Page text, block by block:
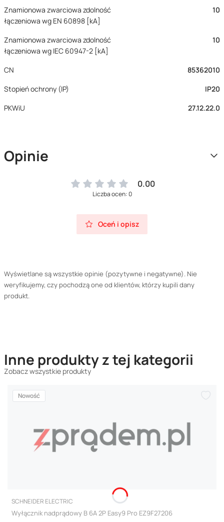
Znamionowa zwarciowa zdolność
łączeniowa wg EN 60898 [kA]
10
Znamionowa zwarciowa zdolność
łączeniowa wg IEC 60947-2 [kA]
10
CN
85362010
Stopień ochrony (IP)
IP20
PKWiU
27.12.22.0
Opinie
0.00
Liczba ocen: 0
Oceń i opisz
Wyświetlane są wszystkie opinie (pozytywne i negatywne). Nie
weryfikujemy, czy pochodzą one od klientów, którzy kupili dany
produkt.
Inne produkty z tej kategorii
Zobacz wszystkie produkty
Nowość
PRODUCENT
SCHNEIDER ELECTRIC
Wyłącznik nadprądowy B 6A 2P Easy9 Pro EZ9F27206